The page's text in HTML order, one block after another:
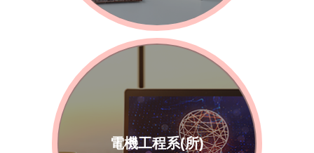
電機工程系(所)